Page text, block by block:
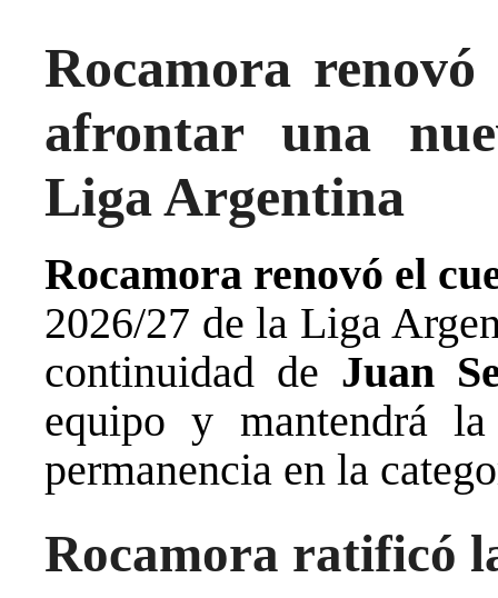
Rocamora
afrontar una
Liga Argentina
Rocamora renovó el
2026/27 de la Liga
continuidad de Juan
equipo y mantendrá
permanencia en la
Rocamora ratificó